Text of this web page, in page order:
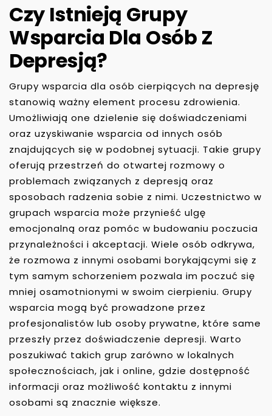
Czy Istnieją Grupy
Wsparcia Dla Osób Z
Depresją?
Grupy wsparcia dla osób cierpiących na depresję
stanowią ważny element procesu zdrowienia.
Umożliwiają one dzielenie się doświadczeniami
oraz uzyskiwanie wsparcia od innych osób
znajdujących się w podobnej sytuacji. Takie grupy
oferują przestrzeń do otwartej rozmowy o
problemach związanych z depresją oraz
sposobach radzenia sobie z nimi. Uczestnictwo w
grupach wsparcia może przynieść ulgę
emocjonalną oraz pomóc w budowaniu poczucia
przynależności i akceptacji. Wiele osób odkrywa,
że rozmowa z innymi osobami borykającymi się z
tym samym schorzeniem pozwala im poczuć się
mniej osamotnionymi w swoim cierpieniu. Grupy
wsparcia mogą być prowadzone przez
profesjonalistów lub osoby prywatne, które same
przeszły przez doświadczenie depresji. Warto
poszukiwać takich grup zarówno w lokalnych
społecznościach, jak i online, gdzie dostępność
informacji oraz możliwość kontaktu z innymi
osobami są znacznie większe.